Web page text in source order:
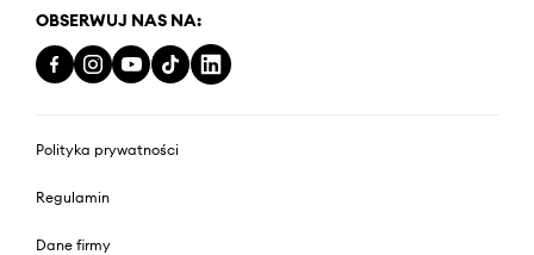
OBSERWUJ NAS NA:
Polityka prywatności
Regulamin
Dane firmy